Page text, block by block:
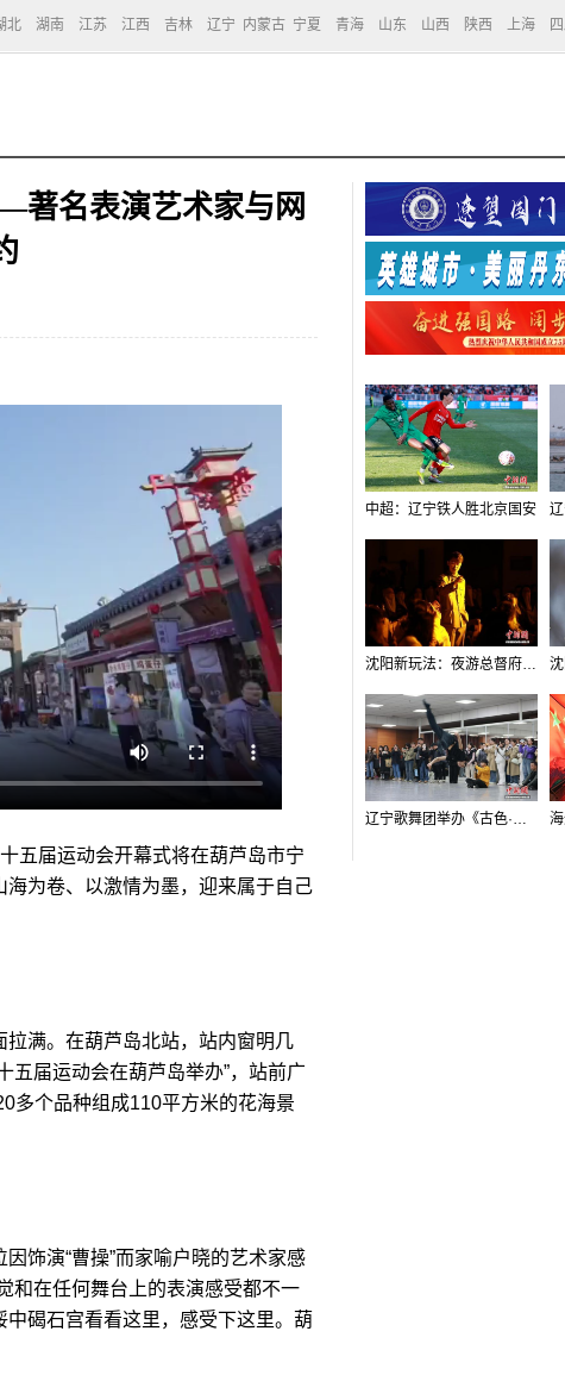
北 湖南 江苏 江西 吉林 辽宁 内蒙古 宁夏 青海 山东 山西 陕西 上海 四
著名表演艺术家与网
届运动会开幕式将在葫芦岛市宁
为卷、以激情为墨，迎来属于自己
满。在葫芦岛北站，站内窗明几
五届运动会在葫芦岛举办”，站前广
多个品种组成110平方米的花海景
饰演“曹操”而家喻户晓的艺术家感
和在任何舞台上的表演感受都不一
碣石宫看看这里，感受下这里。葫
中超：辽宁铁人胜北京国安
沈阳新玩法：夜游总督府，当一回“赴宴者”
辽宁歌舞团举办《古色·国宝辽宁》排练开放日活动